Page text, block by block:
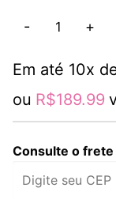
Conjunto
quantidade
- +
Em até 10x
ou R$189.99
Consulte o